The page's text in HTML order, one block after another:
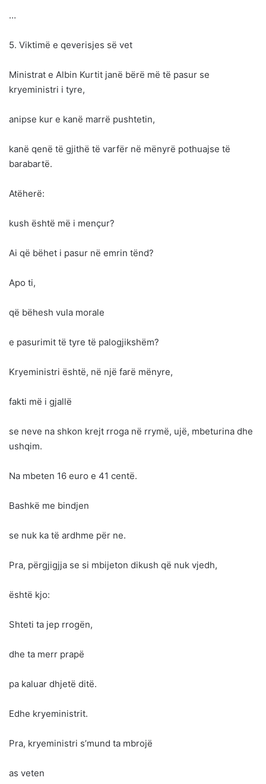
…
5. Viktimë e qeverisjes së vet
Ministrat e Albin Kurtit janë bërë më të pasur se
kryeministri i tyre,
anipse kur e kanë marrë pushtetin,
kanë qenë të gjithë të varfër në mënyrë pothuajse të
barabartë.
Atëherë:
kush është më i mençur?
Ai që bëhet i pasur në emrin tënd?
Apo ti,
që bëhesh vula morale
e pasurimit të tyre të palogjikshëm?
Kryeministri është, në një farë mënyre,
fakti më i gjallë
se neve na shkon krejt rroga në rrymë, ujë, mbeturina dhe
ushqim.
Na mbeten 16 euro e 41 centë.
Bashkë me bindjen
se nuk ka të ardhme për ne.
Pra, përgjigjja se si mbijeton dikush që nuk vjedh,
është kjo:
Shteti ta jep rrogën,
dhe ta merr prapë
pa kaluar dhjetë ditë.
Edhe kryeministrit.
Pra, kryeministri s’mund ta mbrojë
as veten